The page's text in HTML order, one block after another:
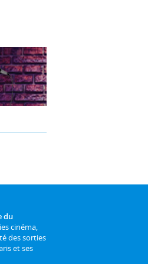
du
cinéma,
des sorties
et ses